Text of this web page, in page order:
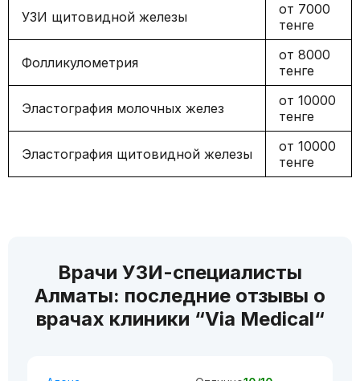
УЗИ щитовидной железы
от 7000
тенге
Фолликулометрия
от 8000
тенге
Эластография молочных желез
от 10000
тенге
Эластография щитовидной железы
от 10000
тенге
Врачи УЗИ-специалисты
Алматы: последние отзывы о
врачах клиники “Via Medical“